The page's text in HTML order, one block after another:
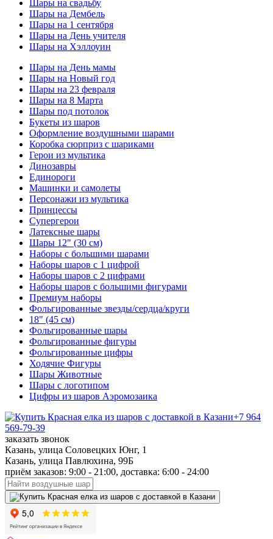
Шары на свадьбу
Шары на Дембель
Шары на 1 сентября
Шары на День учителя
Шары на Хэллоуин
Шары на День мамы
Шары на Новый год
Шары на 23 февраля
Шары на 8 Марта
Шары под потолок
Букеты из шаров
Оформление воздушными шарами
Коробка сюрприз с шариками
Герои из мультика
Динозавры
Единороги
Машинки и самолеты
Персонажи из мультика
Принцессы
Супергерои
Латексные шары
Шары 12" (30 см)
Наборы с большими шарами
Наборы шаров с 1 цифрой
Наборы шаров с 2 цифрами
Наборы шаров с большими фигурами
Премиум наборы
Фольгированные звезды/сердца/круги
18" (45 см)
Фольгированные шары
Фольгированные фигуры
Фольгированные цифры
Ходячие Фигуры
Шары Животные
Шары с логотипом
Цифры из шаров Аэромозаика
+7 964
569-79-39
заказать звонок
Казань, улица Соловецких Юнг, 1
Казань, улица Павлюхина, 99Б
приём заказов: 9:00 - 21:00, доставка: 6:00 - 24:00